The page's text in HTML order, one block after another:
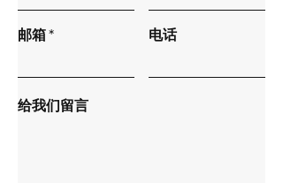
邮箱 电话
给我们留言